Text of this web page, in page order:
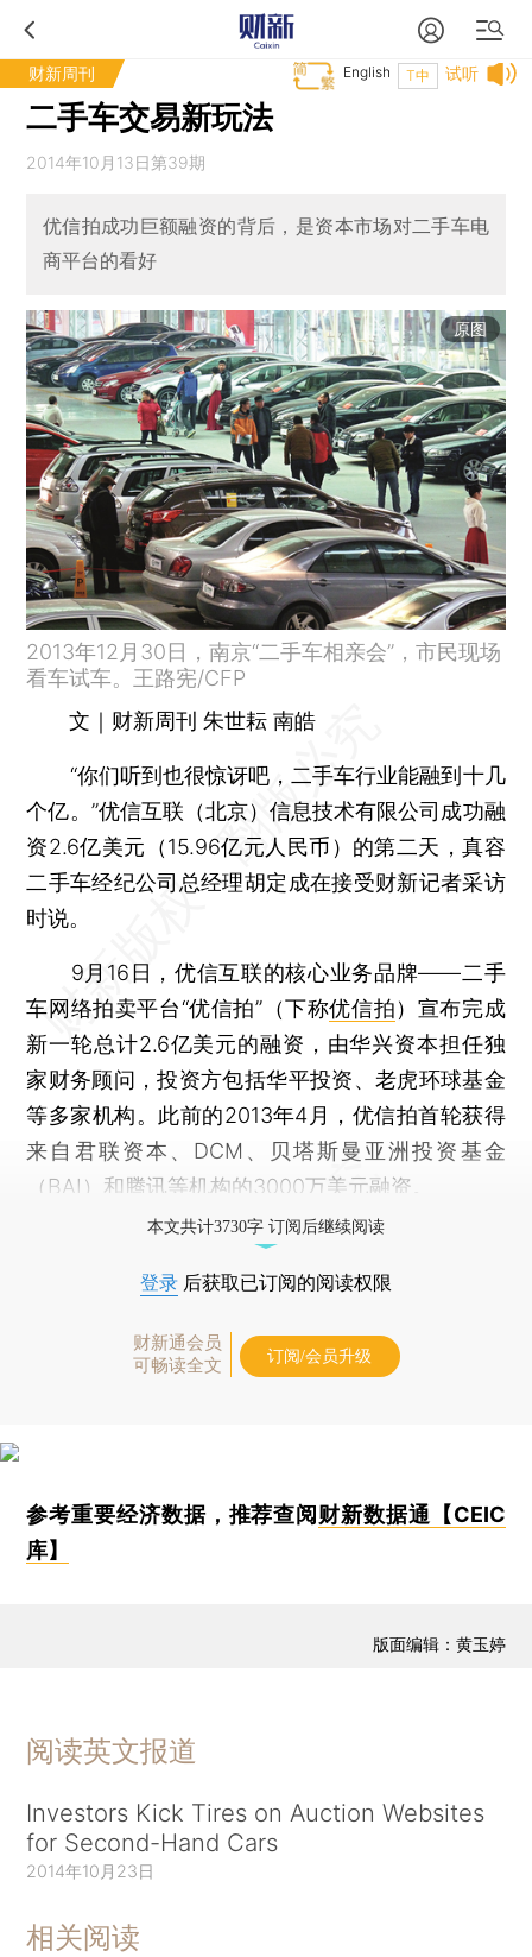
财新周刊 试听
T中
English
二手车交易新玩法
2014年10月13日第39期
优信拍成功巨额融资的背后，是资本市场对二手车电
商平台的看好
原图
2013年12月30日，南京“二手车相亲会”，市民现场
看车试车。王路宪/CFP
文｜财新周刊 朱世耘 南皓
“你们听到也很惊讶吧，二手车行业能融到十几
个亿。”优信互联（北京）信息技术有限公司成功融
资2.6亿美元（15.96亿元人民币）的第二天，真容
二手车经纪公司总经理胡定成在接受财新记者采访
时说。
9月16日，优信互联的核心业务品牌——二手
车网络拍卖平台“优信拍”（下称优信拍）宣布完成
新一轮总计2.6亿美元的融资，由华兴资本担任独
家财务顾问，投资方包括华平投资、老虎环球基金
等多家机构。此前的2013年4月，优信拍首轮获得
来自君联资本、DCM、贝塔斯曼亚洲投资基金
（BAI）和腾讯等机构的3000万美元融资。
本文共计3730字 订阅后继续阅读
登录 后获取已订阅的阅读权限
财新通会员
可畅读全文
订阅/会员升级
参考重要经济数据，推荐查阅财新数据通【CEIC
库】
版面编辑：黄玉婷
阅读英文报道
Investors Kick Tires on Auction Websites
for Second-Hand Cars
2014年10月23日
相关阅读